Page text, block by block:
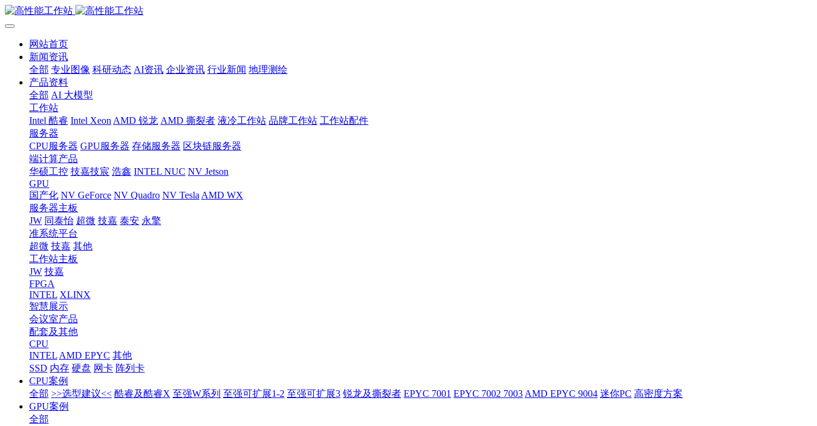
网站首页
新闻资讯
全部 专业图像 科研动态 AI资讯 企业资讯 行业新闻 地理测绘
产品资料
全部 AI 大模型
工作站
Intel 酷睿 Intel Xeon AMD 锐龙 AMD 撕裂者 液冷工作站 品牌工作站 工作站配件
服务器
CPU服务器 GPU服务器 存储服务器 区块链服务器
端计算产品
华硕工控 技嘉技宸 浩鑫 INTEL NUC NV Jetson
GPU
国产化 NV GeForce NV Quadro NV Tesla AMD WX
服务器主板
JW 同泰怡 超微 技嘉 泰安 永擎
准系统平台
超微 技嘉 其他
工作站主板
JW 技嘉
FPGA
INTEL XLINX
智慧展示
会议室产品
配套及其他
CPU
INTEL AMD EPYC 其他
SSD 内存 硬盘 网卡 阵列卡
CPU案例
全部 >>选型建议<< 酷睿及酷睿X 至强W系列 至强可扩展1-2 至强可扩展3 锐龙及撕裂者 EPYC 7001 EPYC 7002 7003 AMD EPYC 9004 迷你PC 高密度方案
GPU案例
全部